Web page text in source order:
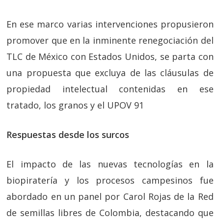
En ese marco varias intervenciones propusieron
promover que en la inminente renegociación del
TLC de México con Estados Unidos, se parta con
una propuesta que excluya de las cláusulas de
propiedad intelectual contenidas en ese
tratado, los granos y el UPOV 91
Respuestas desde los surcos
El impacto de las nuevas tecnologías en la
biopiratería y los procesos campesinos fue
abordado en un panel por Carol Rojas de la Red
de semillas libres de Colombia, destacando que